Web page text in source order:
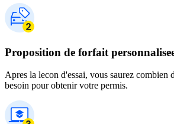
Proposition de forfait
Apres la lecon d'essai, vous saurez combien
besoin pour obtenir votre permis.